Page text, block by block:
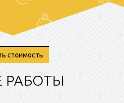
стоимость
РАБОТЫ